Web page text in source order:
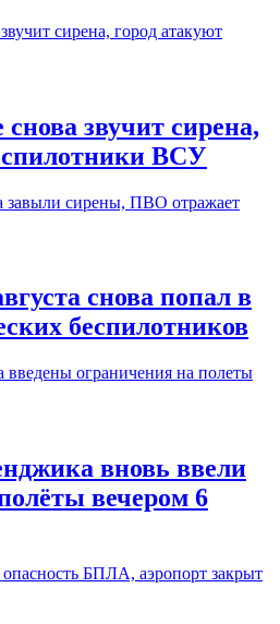
звучит сирена,
ВСУ
снова попал в
беспилотников
вновь ввели
вечером 6